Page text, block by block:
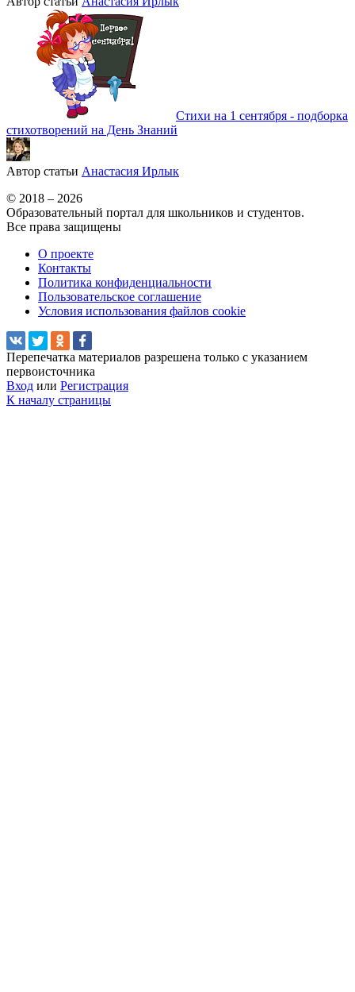
Стихи на 1 сентября - подборка
стихотворений на День Знаний
Автор статьи Анастасия Ирлык
© 2018 – 2026
Образовательный портал для школьников и студентов.
Все права защищены
О проекте
Контакты
Политика конфиденциальности
Пользовательское соглашение
Условия использования файлов cookie
Перепечатка материалов разрешена только с указанием
первоисточника
Вход или Регистрация
К началу страницы